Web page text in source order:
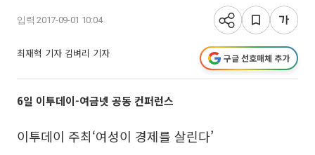
입력 2017-09-01 10:04
최재혁 기자 김벼리 기자 구글 선호매체 추가
6일 이투데이-여금넷 공동 컨퍼런스
이투데이 주최‘여성이 경제를 살린다’